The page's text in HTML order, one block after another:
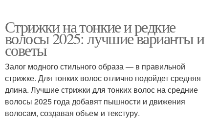
Стрижки на тонкие и редкие
волосы 2025: лучшие варианты и
советы
Залог модного стильного образа — в правильной
стрижке. Для тонких волос отлично подойдет средняя
длина. Лучшие стрижки для тонких волос на средние
волосы 2025 года добавят пышности и движения
волосам, создавая объем и текстуру.